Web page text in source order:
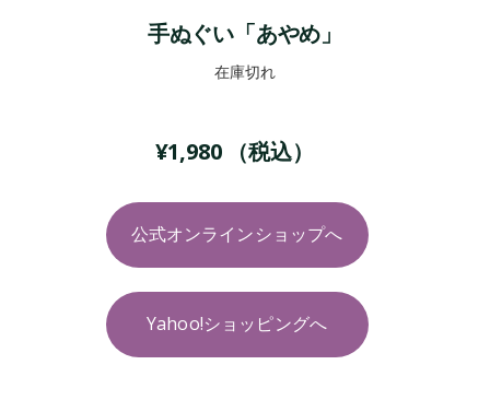
手ぬぐい「あやめ」
在庫切れ
¥1,980 （税込）
公式オンラインショップへ
Yahoo!ショッピングへ